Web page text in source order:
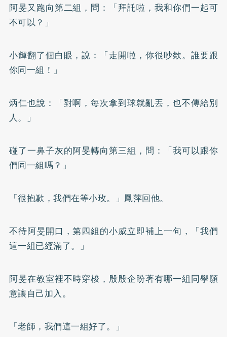
阿旻又跑向第二組，問：「拜託啦，我和你們一起可
不可以？」
小輝翻了個白眼，說：「走開啦，你很吵欸。誰要跟
你同一組！」
炳仁也說：「對啊，每次拿到球就亂丟，也不傳給別
人。」
碰了一鼻子灰的阿旻轉向第三組，問：「我可以跟你
們同一組嗎？」
「很抱歉，我們在等小玫。」鳳萍回他。
不待阿旻開口，第四組的小威立即補上一句，「我們
這一組已經滿了。」
阿旻在教室裡不時穿梭，殷殷企盼著有哪一組同學願
意讓自己加入。
「老師，我們這一組好了。」